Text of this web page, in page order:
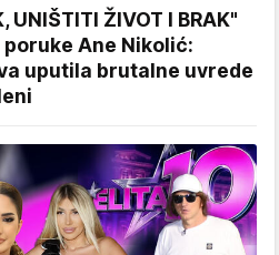
UNIŠTITI ŽIVOT I BRAK"
Ane Nikolić:
uputila brutalne uvrede